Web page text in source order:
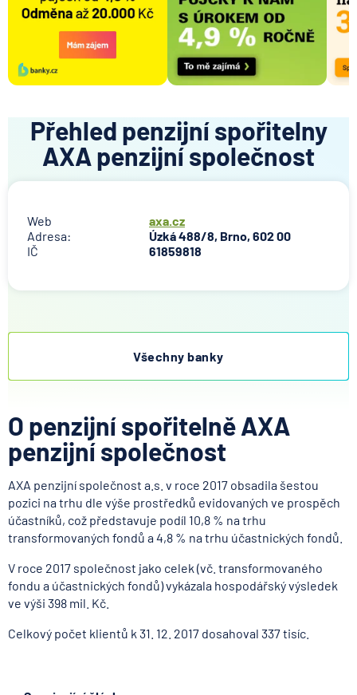
Přehled penzijní spořitelny
AXA penzijní společnost
Web
axa.cz
Adresa:
Úzká 488/8, Brno, 602 00
IČ
61859818
Všechny banky
O penzijní spořitelně AXA
penzijní společnost
AXA penzijní společnost a.s. v roce 2017 obsadila šestou
pozici na trhu dle výše prostředků evidovaných ve prospěch
účastníků, což představuje podíl 10,8 % na trhu
transformovaných fondů a 4,8 % na trhu účastnických fondů.
V roce 2017 společnost jako celek (vč. transformovaného
fondu a účastnických fondů) vykázala hospodářský výsledek
ve výši 398 mil. Kč.
Celkový počet klientů k 31. 12. 2017 dosahoval 337 tisíc.